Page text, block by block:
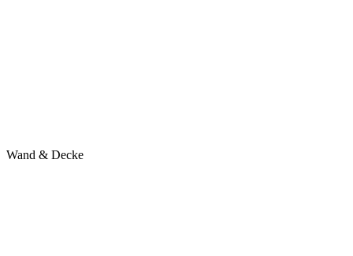
Wand & Decke